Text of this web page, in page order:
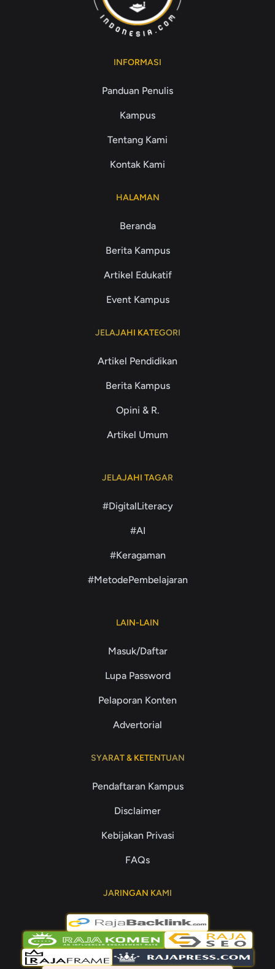
INFORMASI
Panduan Penulis
Kampus
Tentang Kami
Kontak Kami
HALAMAN
Beranda
Berita Kampus
Artikel Edukatif
Event Kampus
JELAJAHI KATEGORI
Artikel Pendidikan
Berita Kampus
Opini & R.
Artikel Umum
JELAJAHI TAGAR
#DigitalLiteracy
#AI
#Keragaman
#MetodePembelajaran
LAIN-LAIN
Masuk/Daftar
Lupa Password
Pelaporan Konten
Advertorial
SYARAT & KETENTUAN
Pendaftaran Kampus
Disclaimer
Kebijakan Privasi
FAQs
JARINGAN KAMI